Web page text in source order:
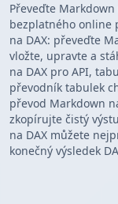
Převeďte
bezplatného online
na DAX: převeďte
vložte, upravte a
na DAX pro API,
převodník tabulek
převod Markdown
zkopírujte čistý
na DAX můžete
konečný výsledek